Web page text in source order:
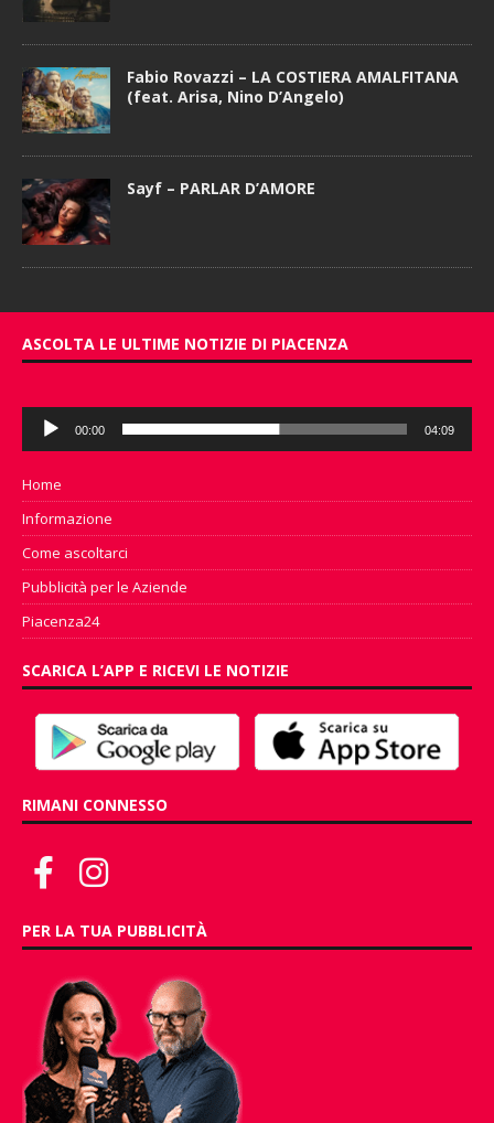
Fabio Rovazzi – LA COSTIERA AMALFITANA
(feat. Arisa, Nino D’Angelo)
Sayf – PARLAR D’AMORE
ASCOLTA LE ULTIME NOTIZIE DI PIACENZA
Audio
Player
00:00 04:09
Home
Informazione
Come ascoltarci
Pubblicità per le Aziende
Piacenza24
SCARICA L’APP E RICEVI LE NOTIZIE
RIMANI CONNESSO
PER LA TUA PUBBLICITÀ